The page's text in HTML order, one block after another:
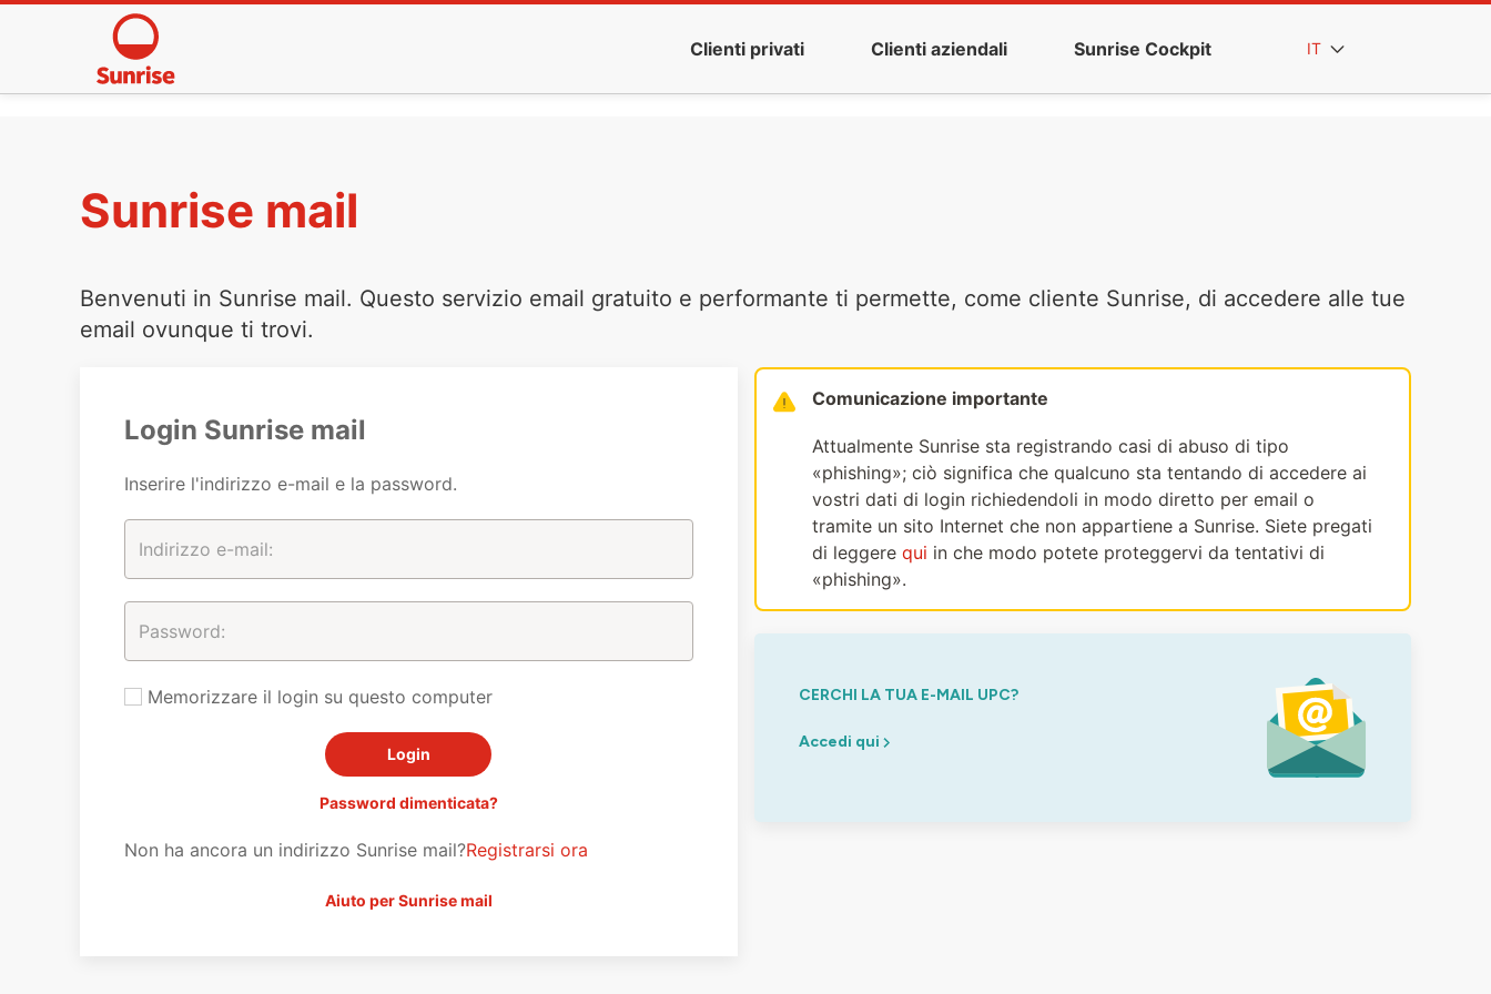
Clienti privati Clienti aziendali Sunrise Cockpit IT
Sunrise mail
Benvenuti in Sunrise mail. Questo servizio email gratuito e performante ti permette, come cliente Sunrise, di accedere alle tue
email ovunque ti trovi.
Login Sunrise mail
Inserire l'indirizzo e-mail e la password.
Memorizzare il login su questo computer
Password dimenticata?
Non ha ancora un indirizzo Sunrise mail?Registrarsi ora
Aiuto per Sunrise mail
Comunicazione importante
Attualmente Sunrise sta registrando casi di abuso di tipo
«phishing»; ciò significa che qualcuno sta tentando di accedere ai
vostri dati di login richiedendoli in modo diretto per email o
tramite un sito Internet che non appartiene a Sunrise. Siete pregati
di leggere qui in che modo potete proteggervi da tentativi di
«phishing».
CERCHI LA TUA E-MAIL UPC?
Accedi qui